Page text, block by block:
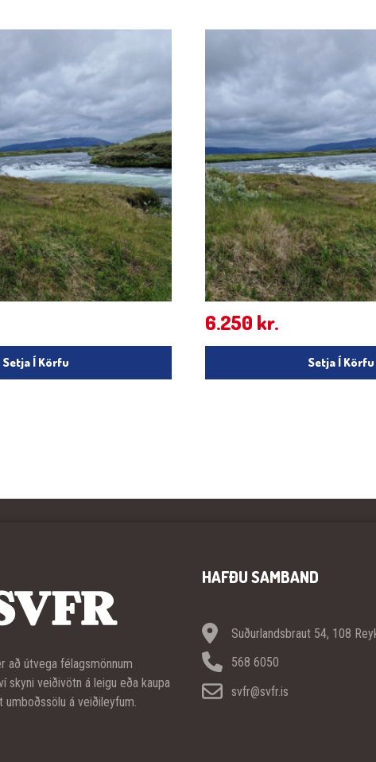
Setja Í Körfu
6.250 kr.
Setja Í Körfu
að útvega félagsmönnum
skyni veiðivötn á leigu eða kaupa
á veiðileyfum.
HAFÐU SAMBAND
Suðurlandsbraut 54, 108
568 6050
svfr@svfr.is